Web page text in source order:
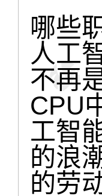
哪些
人工
不再
CPU
工智
的浪
的劳